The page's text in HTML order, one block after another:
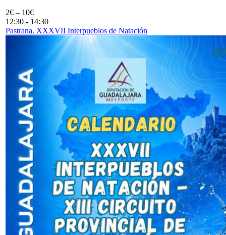
2€ – 10€
12:30 - 14:30
Pastrana. XXXVII Interpueblos de Natación